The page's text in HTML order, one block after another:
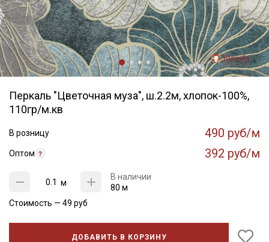
Перкаль "Цветочная муза", ш.2.2м, хлопок-100%,
110гр/м.кв
В розницу 490 руб/м
Оптом 392 руб/м
м
В наличии
80 м
Стоимость — 49 руб
ДОБАВИТЬ В КОРЗИНУ